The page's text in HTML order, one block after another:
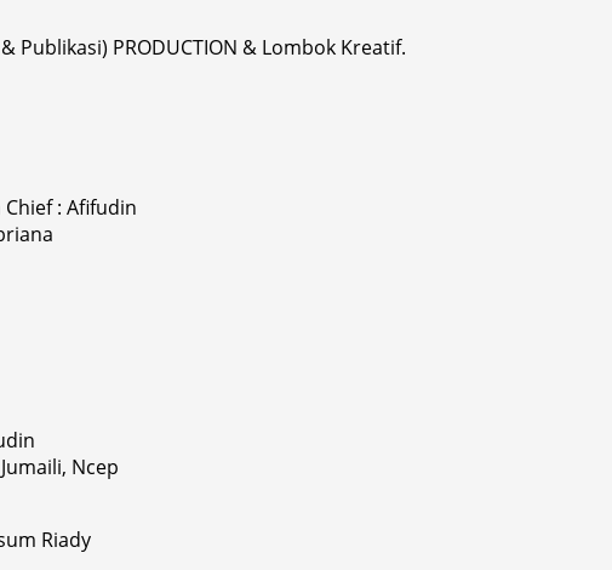
Publikasi) PRODUCTION & Lombok Kreatif.
: Afifudin
Ncep
Riady